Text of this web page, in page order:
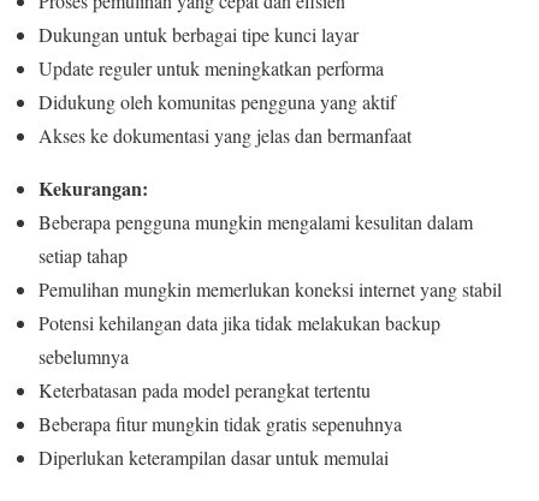
Dukungan untuk berbagai tipe kunci layar
Update reguler untuk meningkatkan performa
Didukung oleh komunitas pengguna yang aktif
Akses ke dokumentasi yang jelas dan bermanfaat
Kekurangan:
Beberapa pengguna mungkin mengalami kesulitan dalam
setiap tahap
Pemulihan mungkin memerlukan koneksi internet yang stabil
Potensi kehilangan data jika tidak melakukan backup
sebelumnya
Keterbatasan pada model perangkat tertentu
Beberapa fitur mungkin tidak gratis sepenuhnya
Diperlukan keterampilan dasar untuk memulai